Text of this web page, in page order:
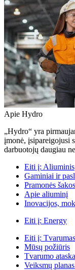
Apie Hydro
„Hydro“ yra
įmonė, įsipareigojusi
darbuotojų daugiau
Eiti į: Aliuminis
Gaminiai ir
Pramonės
Apie aliuminį
Inovacijos,
Eiti į: Energy
Eiti į: Tvarumas
Mūsų požiūris
Tvarumo
Veiksmų